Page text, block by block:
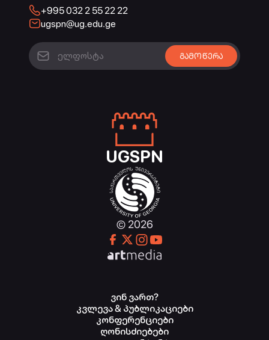
+995 032 2 55 22 22
ugspn@ug.edu.ge
UGSPN
© 2026
ვინ ვართ?
კვლევა & პუბლიკაციები
კონფერენციები
ღონისძიებები